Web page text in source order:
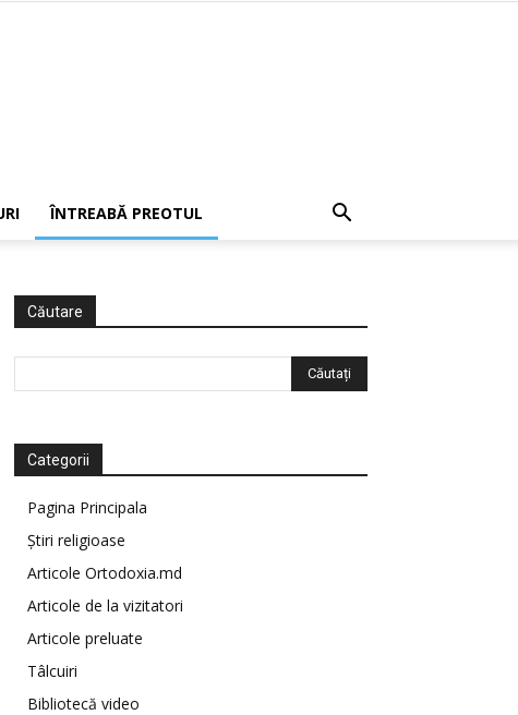
ÎNTREABĂ PREOTUL
Căutare
Categorii
Pagina Principala
Știri religioase
Articole Ortodoxia.md
Articole de la vizitatori
Articole preluate
Tâlcuiri
Bibliotecă video